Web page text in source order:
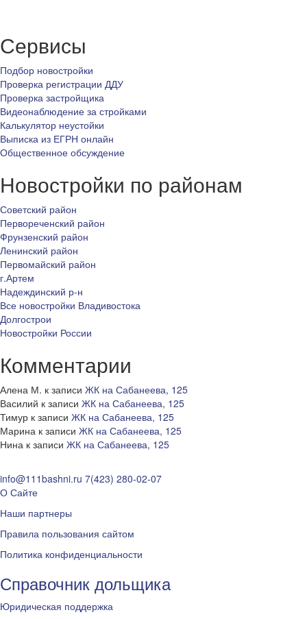
Сервисы
Подбор новостройки
Проверка регистрации ДДУ
Проверка застройщика
Видеонаблюдение за стройками
Калькулятор неустойки
Выписка из ЕГРН онлайн
Общественное обсуждение
Новостройки по районам
Советский район
Первореченский район
Фрунзенский район
Ленинский район
Первомайский район
г.Артем
Надеждинский р-н
Все новостройки Владивостока
Долгострои
Новостройки России
Комментарии
Алена М. к записи ЖК на Сабанеева, 125
Василий к записи ЖК на Сабанеева, 125
Тимур к записи ЖК на Сабанеева, 125
Марина к записи ЖК на Сабанеева, 125
Нина к записи ЖК на Сабанеева, 125
info@111bashni.ru 7(423) 280-02-07
О Сайте
Наши партнеры
Правила пользования сайтом
Политика конфиденциальности
Справочник дольщика
Юридическая поддержка